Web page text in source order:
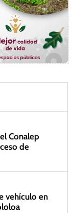
Conalep
de
vehículo en